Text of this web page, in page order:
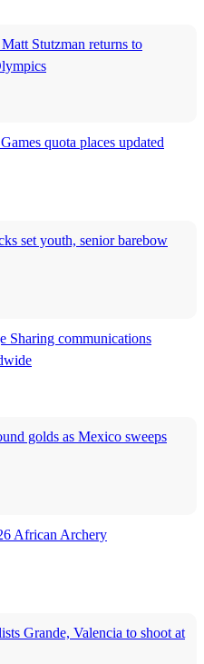
Stutzman returns to
quota places updated
set youth, senior barebow
Sharing communications
golds as Mexico sweeps
African Archery
Grande, Valencia to shoot at